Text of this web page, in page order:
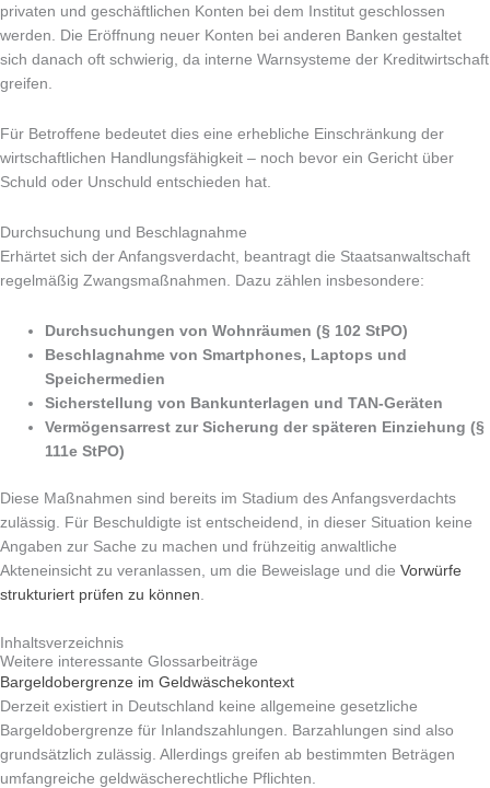
privaten und geschäftlichen Konten bei dem Institut geschlossen
werden. Die Eröffnung neuer Konten bei anderen Banken gestaltet
sich danach oft schwierig, da interne Warnsysteme der Kreditwirtschaft
greifen.
Für Betroffene bedeutet dies eine erhebliche Einschränkung der
wirtschaftlichen Handlungsfähigkeit – noch bevor ein Gericht über
Schuld oder Unschuld entschieden hat.
Durchsuchung und Beschlagnahme
Erhärtet sich der Anfangsverdacht, beantragt die Staatsanwaltschaft
regelmäßig Zwangsmaßnahmen. Dazu zählen insbesondere:
Durchsuchungen von Wohnräumen (§ 102 StPO)
Beschlagnahme von Smartphones, Laptops und
Speichermedien
Sicherstellung von Bankunterlagen und TAN-Geräten
Vermögensarrest zur Sicherung der späteren Einziehung (§
111e StPO)
Diese Maßnahmen sind bereits im Stadium des Anfangsverdachts
zulässig. Für Beschuldigte ist entscheidend, in dieser Situation keine
Angaben zur Sache zu machen und frühzeitig anwaltliche
Akteneinsicht zu veranlassen, um die Beweislage und die Vorwürfe
strukturiert prüfen zu können
Inhaltsverzeichnis
Weitere interessante Glossarbeiträge​
Bargeldobergrenze im Geldwäschekontext
Derzeit existiert in Deutschland keine allgemeine gesetzliche
Bargeldobergrenze für Inlandszahlungen. Barzahlungen sind also
grundsätzlich zulässig. Allerdings greifen ab bestimmten Beträgen
umfangreiche geldwäscherechtliche Pflichten.